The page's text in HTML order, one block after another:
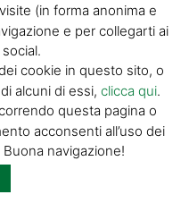
(in forma anonima e
e per collegarti ai
cookie in questo sito, o
alcuni di essi, clicca qui.
questa pagina o
acconsenti all’uso dei
navigazione!